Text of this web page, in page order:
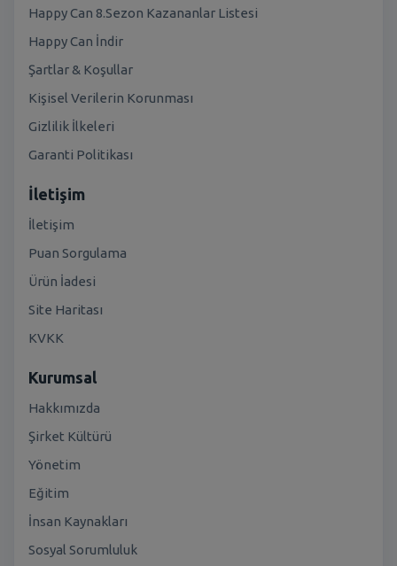
Happy Can 8.Sezon Kazananlar Listesi
Happy Can İndir
Şartlar & Koşullar
Kişisel Verilerin Korunması
Gizlilik İlkeleri
Garanti Politikası
İletişim
İletişim
Puan Sorgulama
Ürün İadesi
Site Haritası
KVKK
Kurumsal
Hakkımızda
Şirket Kültürü
Yönetim
Eğitim
İnsan Kaynakları
Sosyal Sorumluluk